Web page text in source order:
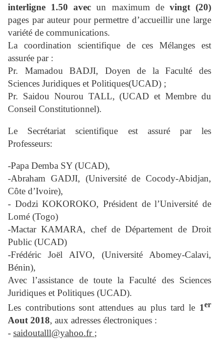
interligne 1.50 avec un maximum de vingt (20)
pages par auteur pour permettre d’accueillir une large
variété de communications.
La coordination scientifique de ces Mélanges est
assurée par :
Pr. Mamadou BADJI, Doyen de la Faculté des
Sciences Juridiques et Politiques(UCAD) ;
Pr. Saidou Nourou TALL, (UCAD et Membre du
Conseil Constitutionnel).
Le Secrétariat scientifique est assuré par les
Professeurs:
-Papa Demba SY (UCAD),
-Abraham GADJI, (Université de Cocody-Abidjan,
Côte d’Ivoire),
- Dodzi KOKOROKO, Président de l’Université de
Lomé (Togo)
-Mactar KAMARA, chef de Département de Droit
Public (UCAD)
-Frédéric Joël AIVO, (Université Abomey-Calavi,
Bénin),
Avec l’assistance de toute la Faculté des Sciences
Juridiques et Politiques (UCAD).
Les contributions sont attendues au plus tard le 1er
Aout 2018, aux adresses électroniques :
- saidoutalll@yahoo.fr ;